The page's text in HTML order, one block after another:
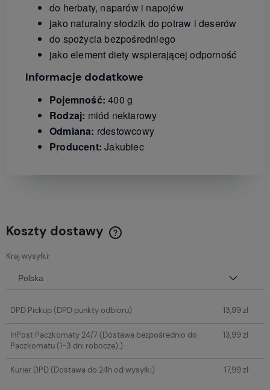
do herbaty, naparów i napojów
jako naturalny słodzik do potraw i deserów
do spożycia bezpośredniego
jako element diety wspierającej odporność
Informacje dodatkowe
Pojemność: 400 g
Rodzaj: miód nektarowy
Odmiana: rdestowcowy
Producent: Jakubiec
Koszty dostawy
Kraj wysyłki:
DPD Pickup(DPD punkty odbioru) 13,99 zł
InPost Paczkomaty 24/7(Dostawa bezpośrednio do
Paczkomatu (1-3 dni robocze).)
13,99 zł
Kurier DPD(Dostawa do 24h od wysyłki) 17,99 zł